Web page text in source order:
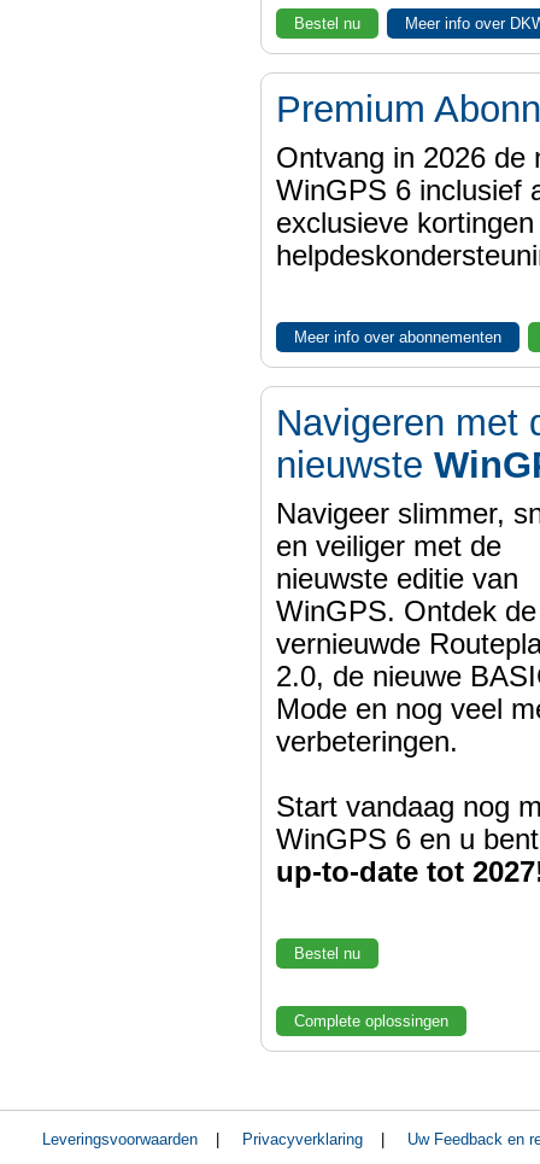
Bestel nu Meer info over
Premium
Ontvang in 2026 de
WinGPS 6 inclusief
exclusieve
Meer info over abonnementen
Navigeren met
nieuwste
Navigeer slimmer,
en veiliger met de
nieuwste editie van
WinGPS. Ontdek de
vernieuwde
2.0, de nieuwe
Mode en nog veel
verbeteringen.
Start vandaag nog
WinGPS 6 en u bent
up-to-date tot
Bestel nu
Complete oplossingen
Leveringsvoorwaarden | Privacyverklaring | Uw Feedback en